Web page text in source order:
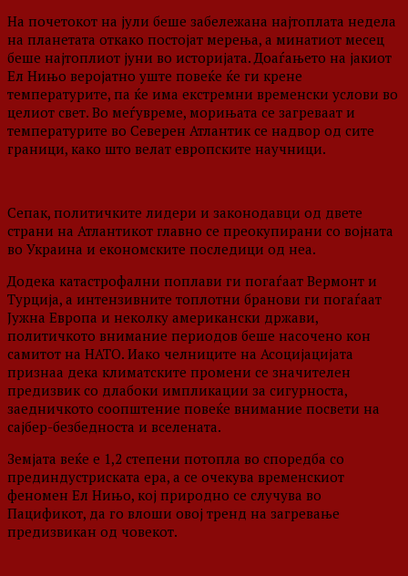
На почетокот на јули беше забележана најтоплата недела
на планетата откако постојат мерења, а минатиот месец
беше најтоплиот јуни во историјата. Доаѓањето на јакиот
Ел Нињо веројатно уште повеќе ќе ги крене
температурите, па ќе има екстремни временски услови во
целиот свет. Во меѓувреме, морињата се загреваат и
температурите во Северен Атлантик се надвор од сите
граници, како што велат европските научници.
Сепак, политичките лидери и законодавци од двете
страни на Атлантикот главно се преокупирани со војната
во Украина и економските последици од неа.
Додека катастрофални поплави ги погаѓаат Вермонт и
Турција, а интензивните топлотни бранови ги погаѓаат
Јужна Европа и неколку американски држави,
политичкото внимание периодов беше насочено кон
самитот на НАТО. Иако челниците на Асоцијацијата
признаа дека климатските промени се значителен
предизвик со длабоки импликации за сигурноста,
заедничкото соопштение повеќе внимание посвети на
сајбер-безбедноста и вселената.
Земјата веќе е 1,2 степени потопла во споредба со
прединдустриската ера, а се очекува временскиот
феномен Ел Нињо, кој природно се случува во
Пацификот, да го влоши овој тренд на загревање
предизвикан од човекот.